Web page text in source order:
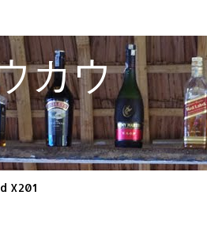
カウ
X201